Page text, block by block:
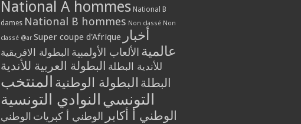
National A hommes National B
dames National B hommes Non classé Non
classé @ar Super coupe d'Afrique أخبار
عالمية الألعاب الأولمبية البطولة الافريقية
للأندية البطلة البطولة العربية للأندية
البطلة البطولة الوطنية المنتخب
التونسي النوادي التونسية
الوطني أ أكابر الوطني أ كبريات الوطني